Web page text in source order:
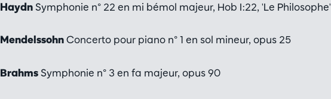
HaydnSymphonie n° 22 en mi bémol majeur, Hob I:22, 'Le Philosophe'
MendelssohnConcerto pour piano n° 1 en sol mineur, opus 25
BrahmsSymphonie n° 3 en fa majeur, opus 90